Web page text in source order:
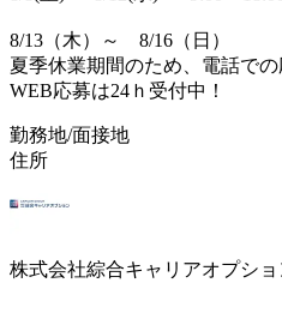
8/13（木）～ 8/16（日）
夏季休業期間のため、電話での
WEB応募は24ｈ受付中！
勤務地/面接地
住所
株式会社綜合キャリアオプシ